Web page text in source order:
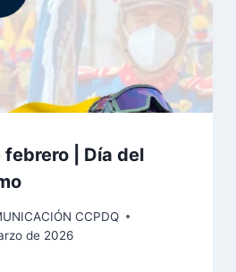
febrero | Día del
CCPDQ
de 2026